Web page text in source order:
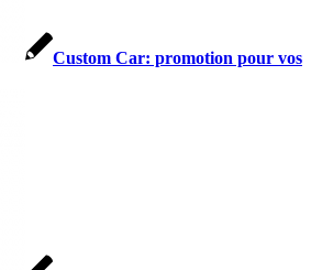
Custom Car: promotion pour vos